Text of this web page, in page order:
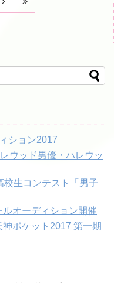
ション2017
ウッド男優・ハレウッ
校生コンテスト「男子
オーディション開催
ポケット2017 第一期